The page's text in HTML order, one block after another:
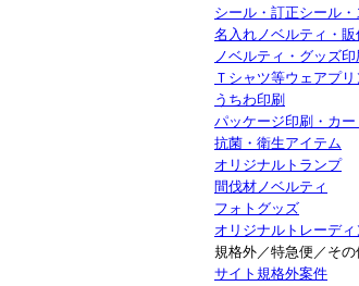
シール・訂正シール・
名入れノベルティ・販
ノベルティ・グッズ印
Ｔシャツ等ウェアプリ
うちわ印刷
パッケージ印刷・カー
抗菌・衛生アイテム
オリジナルトランプ
間伐材ノベルティ
フォトグッズ
オリジナルトレーディ
規格外／特急便／その
サイト規格外案件